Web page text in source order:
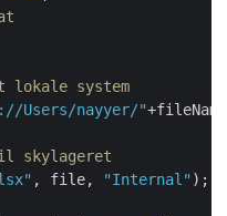
system
Users/nayyer/"
skylageret
, file, "Internal" );